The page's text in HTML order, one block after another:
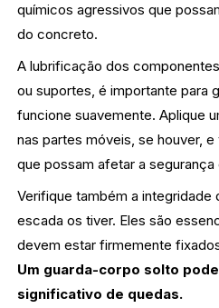
químicos agressivos que
do concreto.
A lubrificação dos
ou suportes, é importante para
funcione suavemente. Aplique
nas partes móveis, se houver,
que possam afetar a segurança
Verifique também a
escada os tiver. Eles são
devem estar firmemente
Um guarda-corpo solto
significativo de quedas.